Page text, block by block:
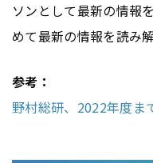
ソンとして最新の情報
めて最新の情報を読み
参考：
野村総研、2022年度ま